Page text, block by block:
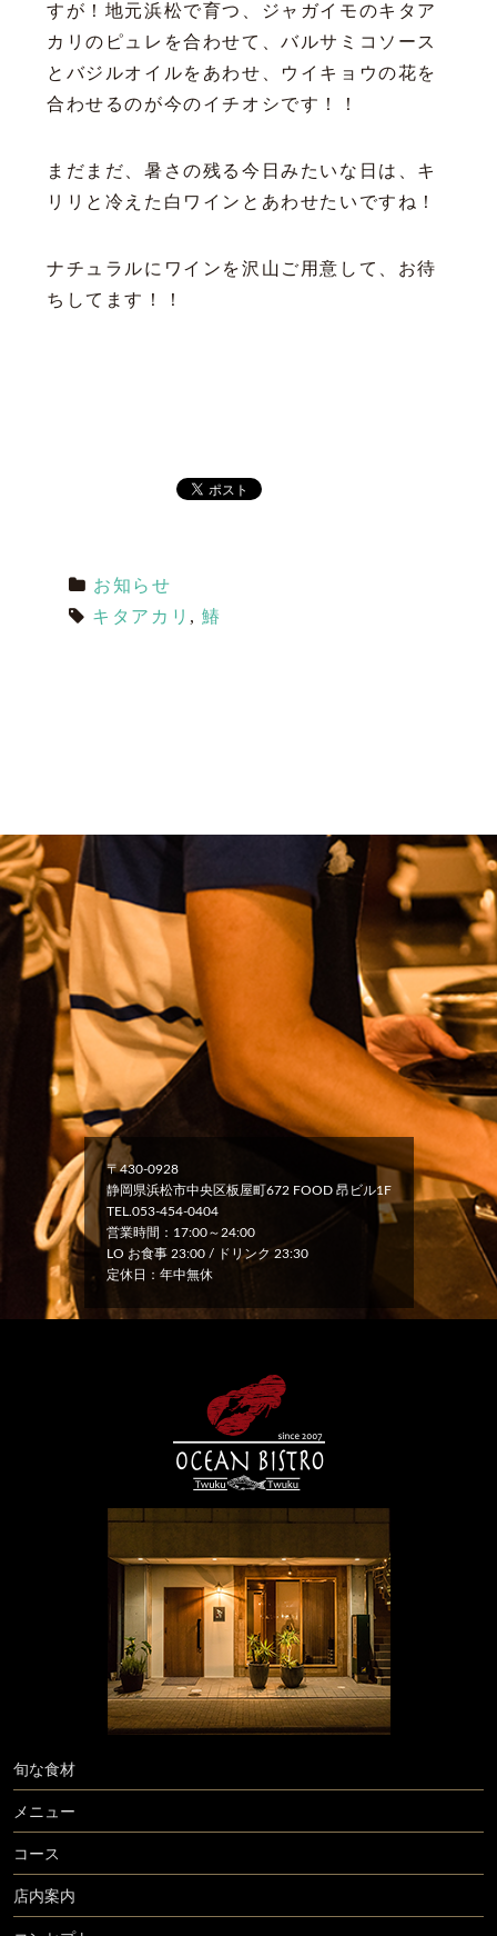
すが！地元浜松で育つ、ジャガイモのキタア
カリのピュレを合わせて、バルサミコソース
とバジルオイルをあわせ、ウイキョウの花を
合わせるのが今のイチオシです！！
まだまだ、暑さの残る今日みたいな日は、キ
リリと冷えた白ワインとあわせたいですね！
ナチュラルにワインを沢山ご用意して、お待
ちしてます！！
お知らせ
キタアカリ ,鰆
〒430-0928
静岡県浜松市中央区板屋町672 FOOD 昂ビル1F
TEL.053-454-0404
営業時間：17:00～24:00
LO お食事 23:00 / ドリンク 23:30
定休日：年中無休
旬な食材
メニュー
コース
店内案内